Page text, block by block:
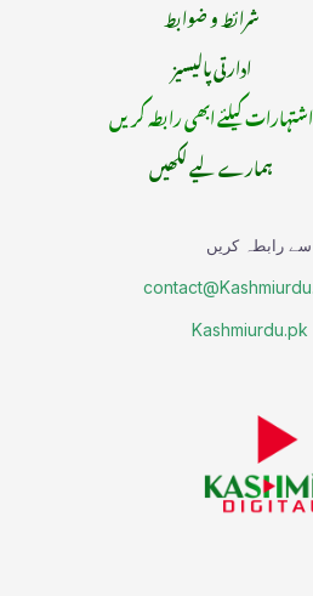
شرائط و ضوابط
ادارتی پالیسیز
اشتہارات کیلئے ابھی رابطہ کریں
ہمارے لیے لکھیں
سے رابطہ کریں
Kashmiurdu.pk